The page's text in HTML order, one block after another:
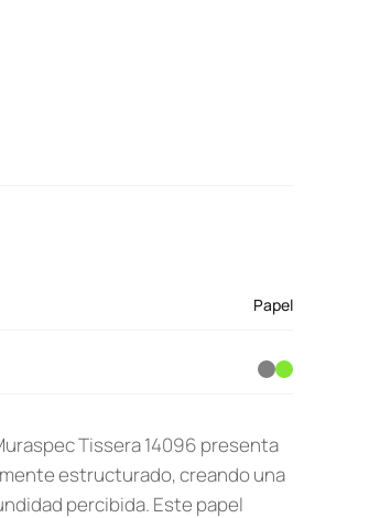
Papel
Tissera 14096 presenta
estructurado, creando una
percibida. Este papel